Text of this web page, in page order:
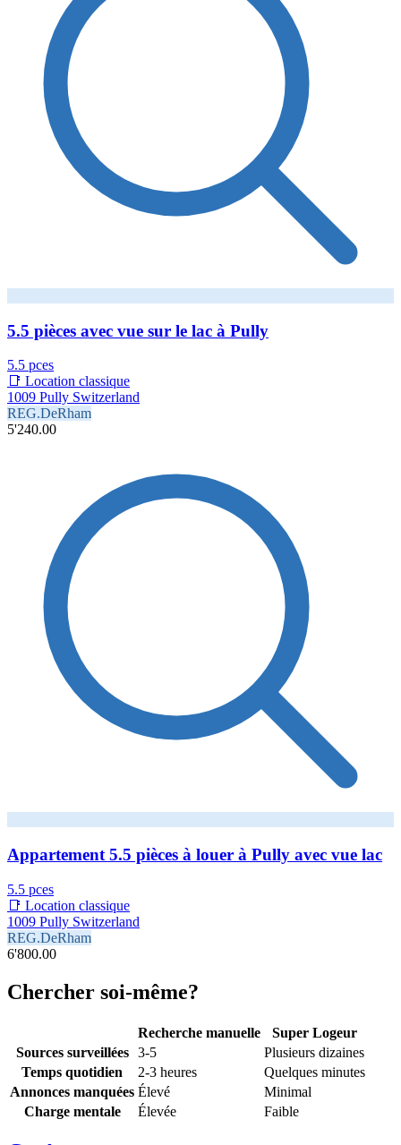
5.5 pièces avec vue sur le lac à Pully
5.5 pces
📑 Location classique
1009 Pully Switzerland
REG.DeRham
5'240.00
Appartement 5.5 pièces à louer à Pully avec vue lac
5.5 pces
📑 Location classique
1009 Pully Switzerland
REG.DeRham
6'800.00
Chercher soi-même?
Recherche manuelle
Super Logeur
Sources surveillées
3-5
Plusieurs dizaines
Temps quotidien
2-3 heures
Quelques minutes
Annonces manquées Élevé
Minimal
Charge mentale
Élevée Faible